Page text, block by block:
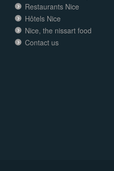
Restaurants Nice
Hôtels Nice
Nice, the nissart food
Contact us